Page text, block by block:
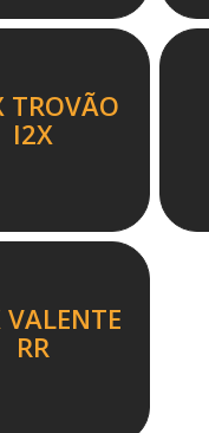
TROVÃO
I2X
VALENTE
RR